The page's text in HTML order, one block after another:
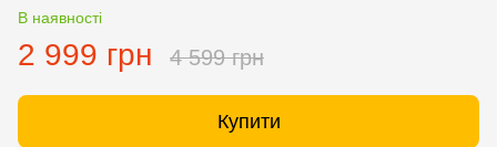
В наявності
2 999 грн 4 599 грн
Купити